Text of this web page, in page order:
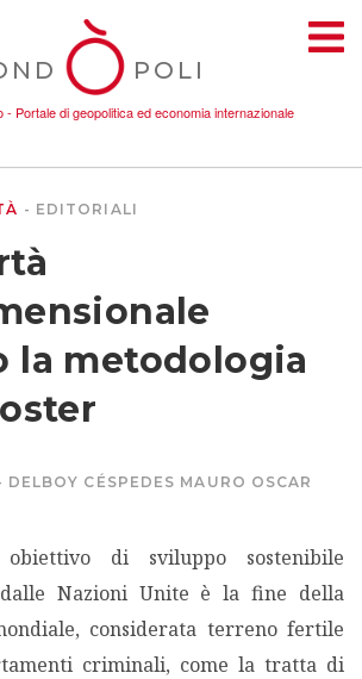
POLI
- Portale di geopolitica ed economia internazionale
EDITORIALI
la metodologia
DELBOY CÉSPEDES MAURO OSCAR
di sviluppo sostenibile
Nazioni Unite è la fine della
considerata terreno fertile
criminali, come la tratta di